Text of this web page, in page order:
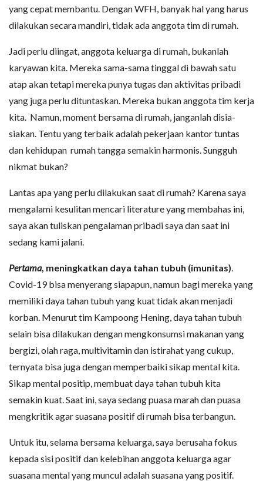
yang cepat membantu. Dengan WFH, banyak hal yang harus
dilakukan secara mandiri, tidak ada anggota tim di rumah.
Jadi perlu diingat, anggota keluarga di rumah, bukanlah
karyawan kita. Mereka sama-sama tinggal di bawah satu
atap akan tetapi mereka punya tugas dan aktivitas pribadi
yang juga perlu dituntaskan. Mereka bukan anggota tim kerja
kita. Namun, moment bersama di rumah, janganlah disia-
siakan. Tentu yang terbaik adalah pekerjaan kantor tuntas
dan kehidupan rumah tangga semakin harmonis. Sungguh
nikmat bukan?
Lantas apa yang perlu dilakukan saat di rumah? Karena saya
mengalami kesulitan mencari literature yang membahas ini,
saya akan tuliskan pengalaman pribadi saya dan saat ini
sedang kami jalani.
Pertama , meningkatkan daya tahan tubuh (imunitas)
Covid-19 bisa menyerang siapapun, namun bagi mereka yang
memiliki daya tahan tubuh yang kuat tidak akan menjadi
korban. Menurut tim Kampoong Hening, daya tahan tubuh
selain bisa dilakukan dengan mengkonsumsi makanan yang
bergizi, olah raga, multivitamin dan istirahat yang cukup,
ternyata bisa juga dengan memperbaiki sikap mental kita.
Sikap mental positip, membuat daya tahan tubuh kita
semakin kuat. Saat ini, saya sedang puasa marah dan puasa
mengkritik agar suasana positif di rumah bisa terbangun.
Untuk itu, selama bersama keluarga, saya berusaha fokus
kepada sisi positif dan kelebihan anggota keluarga agar
suasana mental yang muncul adalah suasana yang positif.